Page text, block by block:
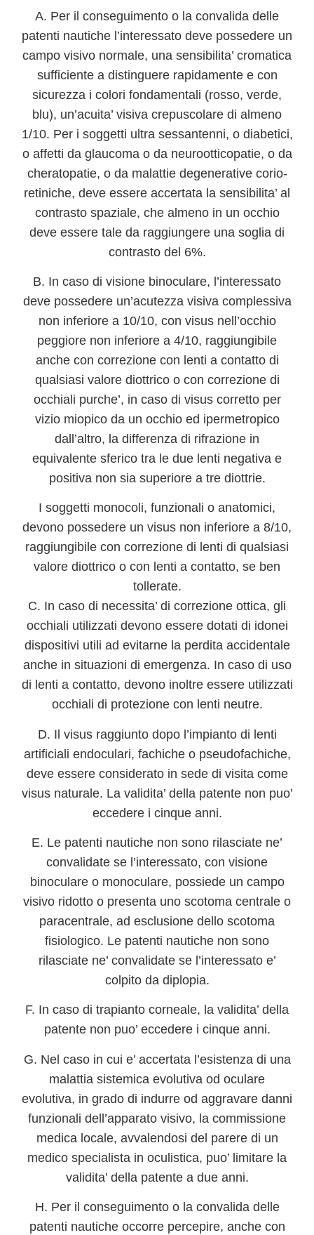
A. Per il conseguimento o la convalida delle
patenti nautiche l’interessato deve possedere un
campo visivo normale, una sensibilita’ cromatica
sufficiente a distinguere rapidamente e con
sicurezza i colori fondamentali (rosso, verde,
blu), un’acuita’ visiva crepuscolare di almeno
1/10. Per i soggetti ultra sessantenni, o diabetici,
o affetti da glaucoma o da neurootticopatie, o da
cheratopatie, o da malattie degenerative corio-
retiniche, deve essere accertata la sensibilita’ al
contrasto spaziale, che almeno in un occhio
deve essere tale da raggiungere una soglia di
contrasto del 6%.
B. In caso di visione binoculare, l’interessato
deve possedere un’acutezza visiva complessiva
non inferiore a 10/10, con visus nell’occhio
peggiore non inferiore a 4/10, raggiungibile
anche con correzione con lenti a contatto di
qualsiasi valore diottrico o con correzione di
occhiali purche’, in caso di visus corretto per
vizio miopico da un occhio ed ipermetropico
dall’altro, la differenza di rifrazione in
equivalente sferico tra le due lenti negativa e
positiva non sia superiore a tre diottrie.
I soggetti monocoli, funzionali o anatomici,
devono possedere un visus non inferiore a 8/10,
raggiungibile con correzione di lenti di qualsiasi
valore diottrico o con lenti a contatto, se ben
tollerate.
C. In caso di necessita’ di correzione ottica, gli
occhiali utilizzati devono essere dotati di idonei
dispositivi utili ad evitarne la perdita accidentale
anche in situazioni di emergenza. In caso di uso
di lenti a contatto, devono inoltre essere utilizzati
occhiali di protezione con lenti neutre.
D. Il visus raggiunto dopo l’impianto di lenti
artificiali endoculari, fachiche o pseudofachiche,
deve essere considerato in sede di visita come
visus naturale. La validita’ della patente non puo’
eccedere i cinque anni.
E. Le patenti nautiche non sono rilasciate ne’
convalidate se l’interessato, con visione
binoculare o monoculare, possiede un campo
visivo ridotto o presenta uno scotoma centrale o
paracentrale, ad esclusione dello scotoma
fisiologico. Le patenti nautiche non sono
rilasciate ne’ convalidate se l’interessato e’
colpito da diplopia.
F. In caso di trapianto corneale, la validita’ della
patente non puo’ eccedere i cinque anni.
G. Nel caso in cui e’ accertata l’esistenza di una
malattia sistemica evolutiva od oculare
evolutiva, in grado di indurre od aggravare danni
funzionali dell’apparato visivo, la commissione
medica locale, avvalendosi del parere di un
medico specialista in oculistica, puo’ limitare la
validita’ della patente a due anni.
H. Per il conseguimento o la convalida delle
patenti nautiche occorre percepire, anche con